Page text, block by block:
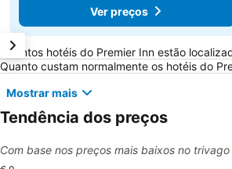
Ver preços
Perguntas Frequentes sobre
Quantos hotéis do Premier Inn estão
Quanto custam normalmente os hotéis do
Mostrar mais
Tendência dos preços
Com base nos preços mais baixos no